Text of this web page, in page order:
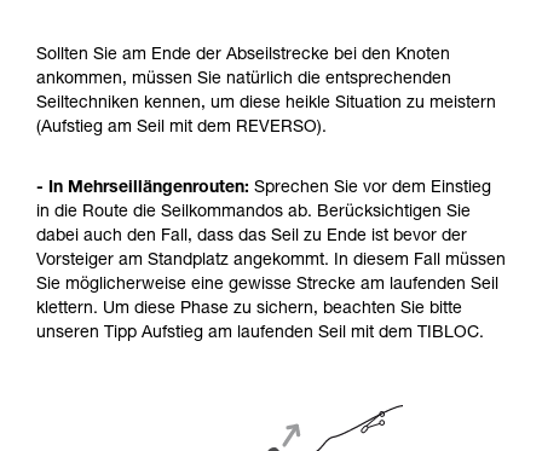
Sollten Sie am Ende der Abseilstrecke bei den Knoten
ankommen, müssen Sie natürlich die entsprechenden
Seiltechniken kennen, um diese heikle Situation zu meistern
(Aufstieg am Seil mit dem REVERSO).
- In Mehrseillängenrouten: Sprechen Sie vor dem Einstieg
in die Route die Seilkommandos ab. Berücksichtigen Sie
dabei auch den Fall, dass das Seil zu Ende ist bevor der
Vorsteiger am Standplatz angekommt. In diesem Fall müssen
Sie möglicherweise eine gewisse Strecke am laufenden Seil
klettern. Um diese Phase zu sichern, beachten Sie bitte
unseren Tipp Aufstieg am laufenden Seil mit dem TIBLOC.